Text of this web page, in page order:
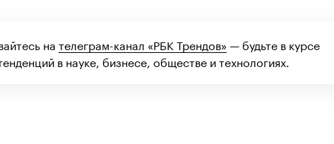
нателеграм-канал «РБК Трендов» — будьте в курсе
в науке, бизнесе, обществе и технологиях.